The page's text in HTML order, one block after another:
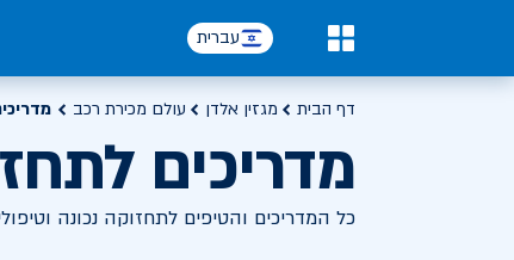
עברית
דף הבית מגזין אלדן עולם מכירת רכב
מדריכים
כל המדריכים והטיפים לתחזוקה נכונה